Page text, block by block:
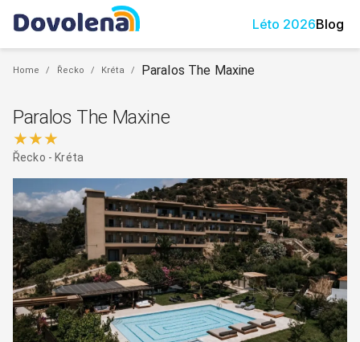
Léto 2026Blog
Home / Řecko / Kréta / Paralos The Maxine
Paralos The Maxine
★★★
Řecko - Kréta